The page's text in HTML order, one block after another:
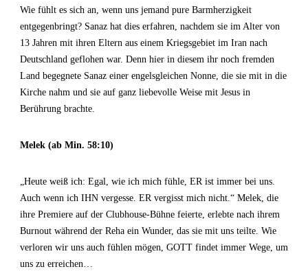
Wie fühlt es sich an, wenn uns jemand pure Barmherzigkeit
entgegenbringt? Sanaz hat dies erfahren, nachdem sie im Alter von
13 Jahren mit ihren Eltern aus einem Kriegsgebiet im Iran nach
Deutschland geflohen war. Denn hier in diesem ihr noch fremden
Land begegnete Sanaz einer engelsgleichen Nonne, die sie mit in die
Kirche nahm und sie auf ganz liebevolle Weise mit Jesus in
Berührung brachte.
Melek (ab Min. 58:10)
„Heute weiß ich: Egal, wie ich mich fühle, ER ist immer bei uns.
Auch wenn ich IHN vergesse. ER vergisst mich nicht.“ Melek, die
ihre Premiere auf der Clubhouse-Bühne feierte, erlebte nach ihrem
Burnout während der Reha ein Wunder, das sie mit uns teilte. Wie
verloren wir uns auch fühlen mögen, GOTT findet immer Wege, um
uns zu erreichen…